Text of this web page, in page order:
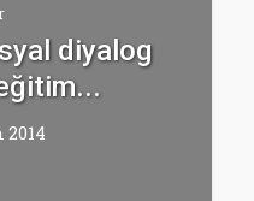
diyalog
2014